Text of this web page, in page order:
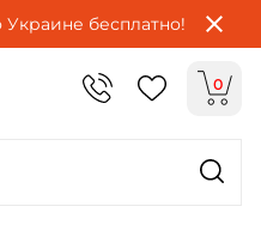
Украине бесплатно!
0